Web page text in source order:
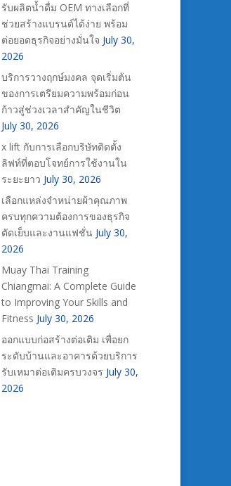
รับผลิตน้ำดื่ม OEM ทางเลือกที่
ช่วยสร้างแบรนด์ได้ง่าย พร้อม
ต่อยอดธุรกิจอย่างมั่นใจ July 30,
2026
บริการวางฤกษ์มงคล จุดเริ่มต้น
ของการเตรียมความพร้อมก่อน
ก้าวสู่ช่วงเวลาสำคัญในชีวิต
July 30, 2026
x lift กับการเลือกบริษัทติดตั้ง
ลิฟท์ที่ตอบโจทย์การใช้งานใน
ระยะยาว July 30, 2026
เลือกแหล่งจำหน่ายผ้าคุณภาพ
ครบทุกความต้องการของธุรกิจ
ตัดเย็บและงานแฟชั่น July 30,
2026
Muay Thai Training
Chiangmai: A Complete Guide
to Improving Your Skills and
Fitness July 30, 2026
ออกแบบก่อสร้างต่อเติม เพื่อยก
ระดับบ้านและอาคารด้วยบริการ
รับเหมาต่อเติมครบวงจร July 30,
2026